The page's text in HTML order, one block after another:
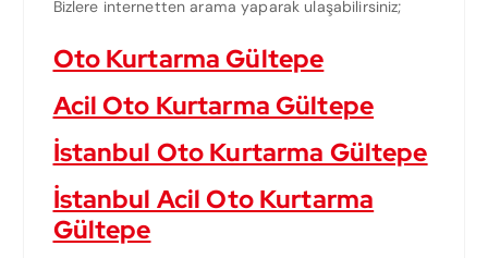
Bizlere internetten arama yaparak ulaşabilirsiniz;
Oto Kurtarma Gültepe
Acil Oto Kurtarma Gültepe
İstanbul Oto Kurtarma Gültepe
İstanbul Acil Oto Kurtarma
Gültepe